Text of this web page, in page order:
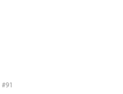
#91